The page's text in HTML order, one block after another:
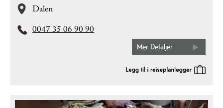
Dalen
0047 35 06 90 90
Mer Detaljer